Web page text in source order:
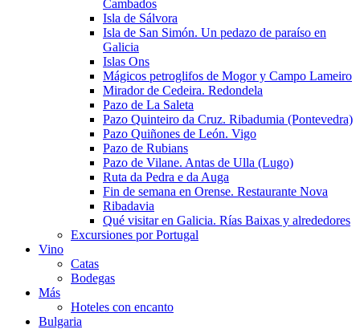
Cambados
Isla de Sálvora
Isla de San Simón. Un pedazo de paraíso en
Galicia
Islas Ons
Mágicos petroglifos de Mogor y Campo Lameiro
Mirador de Cedeira. Redondela
Pazo de La Saleta
Pazo Quinteiro da Cruz. Ribadumia (Pontevedra)
Pazo Quiñones de León. Vigo
Pazo de Rubians
Pazo de Vilane. Antas de Ulla (Lugo)
Ruta da Pedra e da Auga
Fin de semana en Orense. Restaurante Nova
Ribadavia
Qué visitar en Galicia. Rías Baixas y alrededores
Excursiones por Portugal
Vino
Catas
Bodegas
Más
Hoteles con encanto
Bulgaria